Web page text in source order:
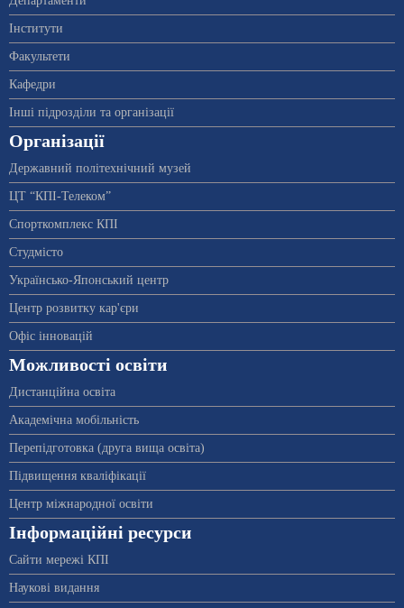
Інститути
Факультети
Кафедри
Інші підрозділи та організації
Організації
Державний політехнічний музей
ЦТ “КПІ-Телеком”
Спорткомплекс КПІ
Студмісто
Українсько-Японський центр
Центр розвитку кар'єри
Офіс інновацій
Можливості освіти
Дистанційна освіта
Академічна мобільність
Перепідготовка (друга вища освіта)
Підвищення кваліфікації
Центр міжнародної освіти
Інформаційні ресурси
Сайти мережі КПІ
Наукові видання